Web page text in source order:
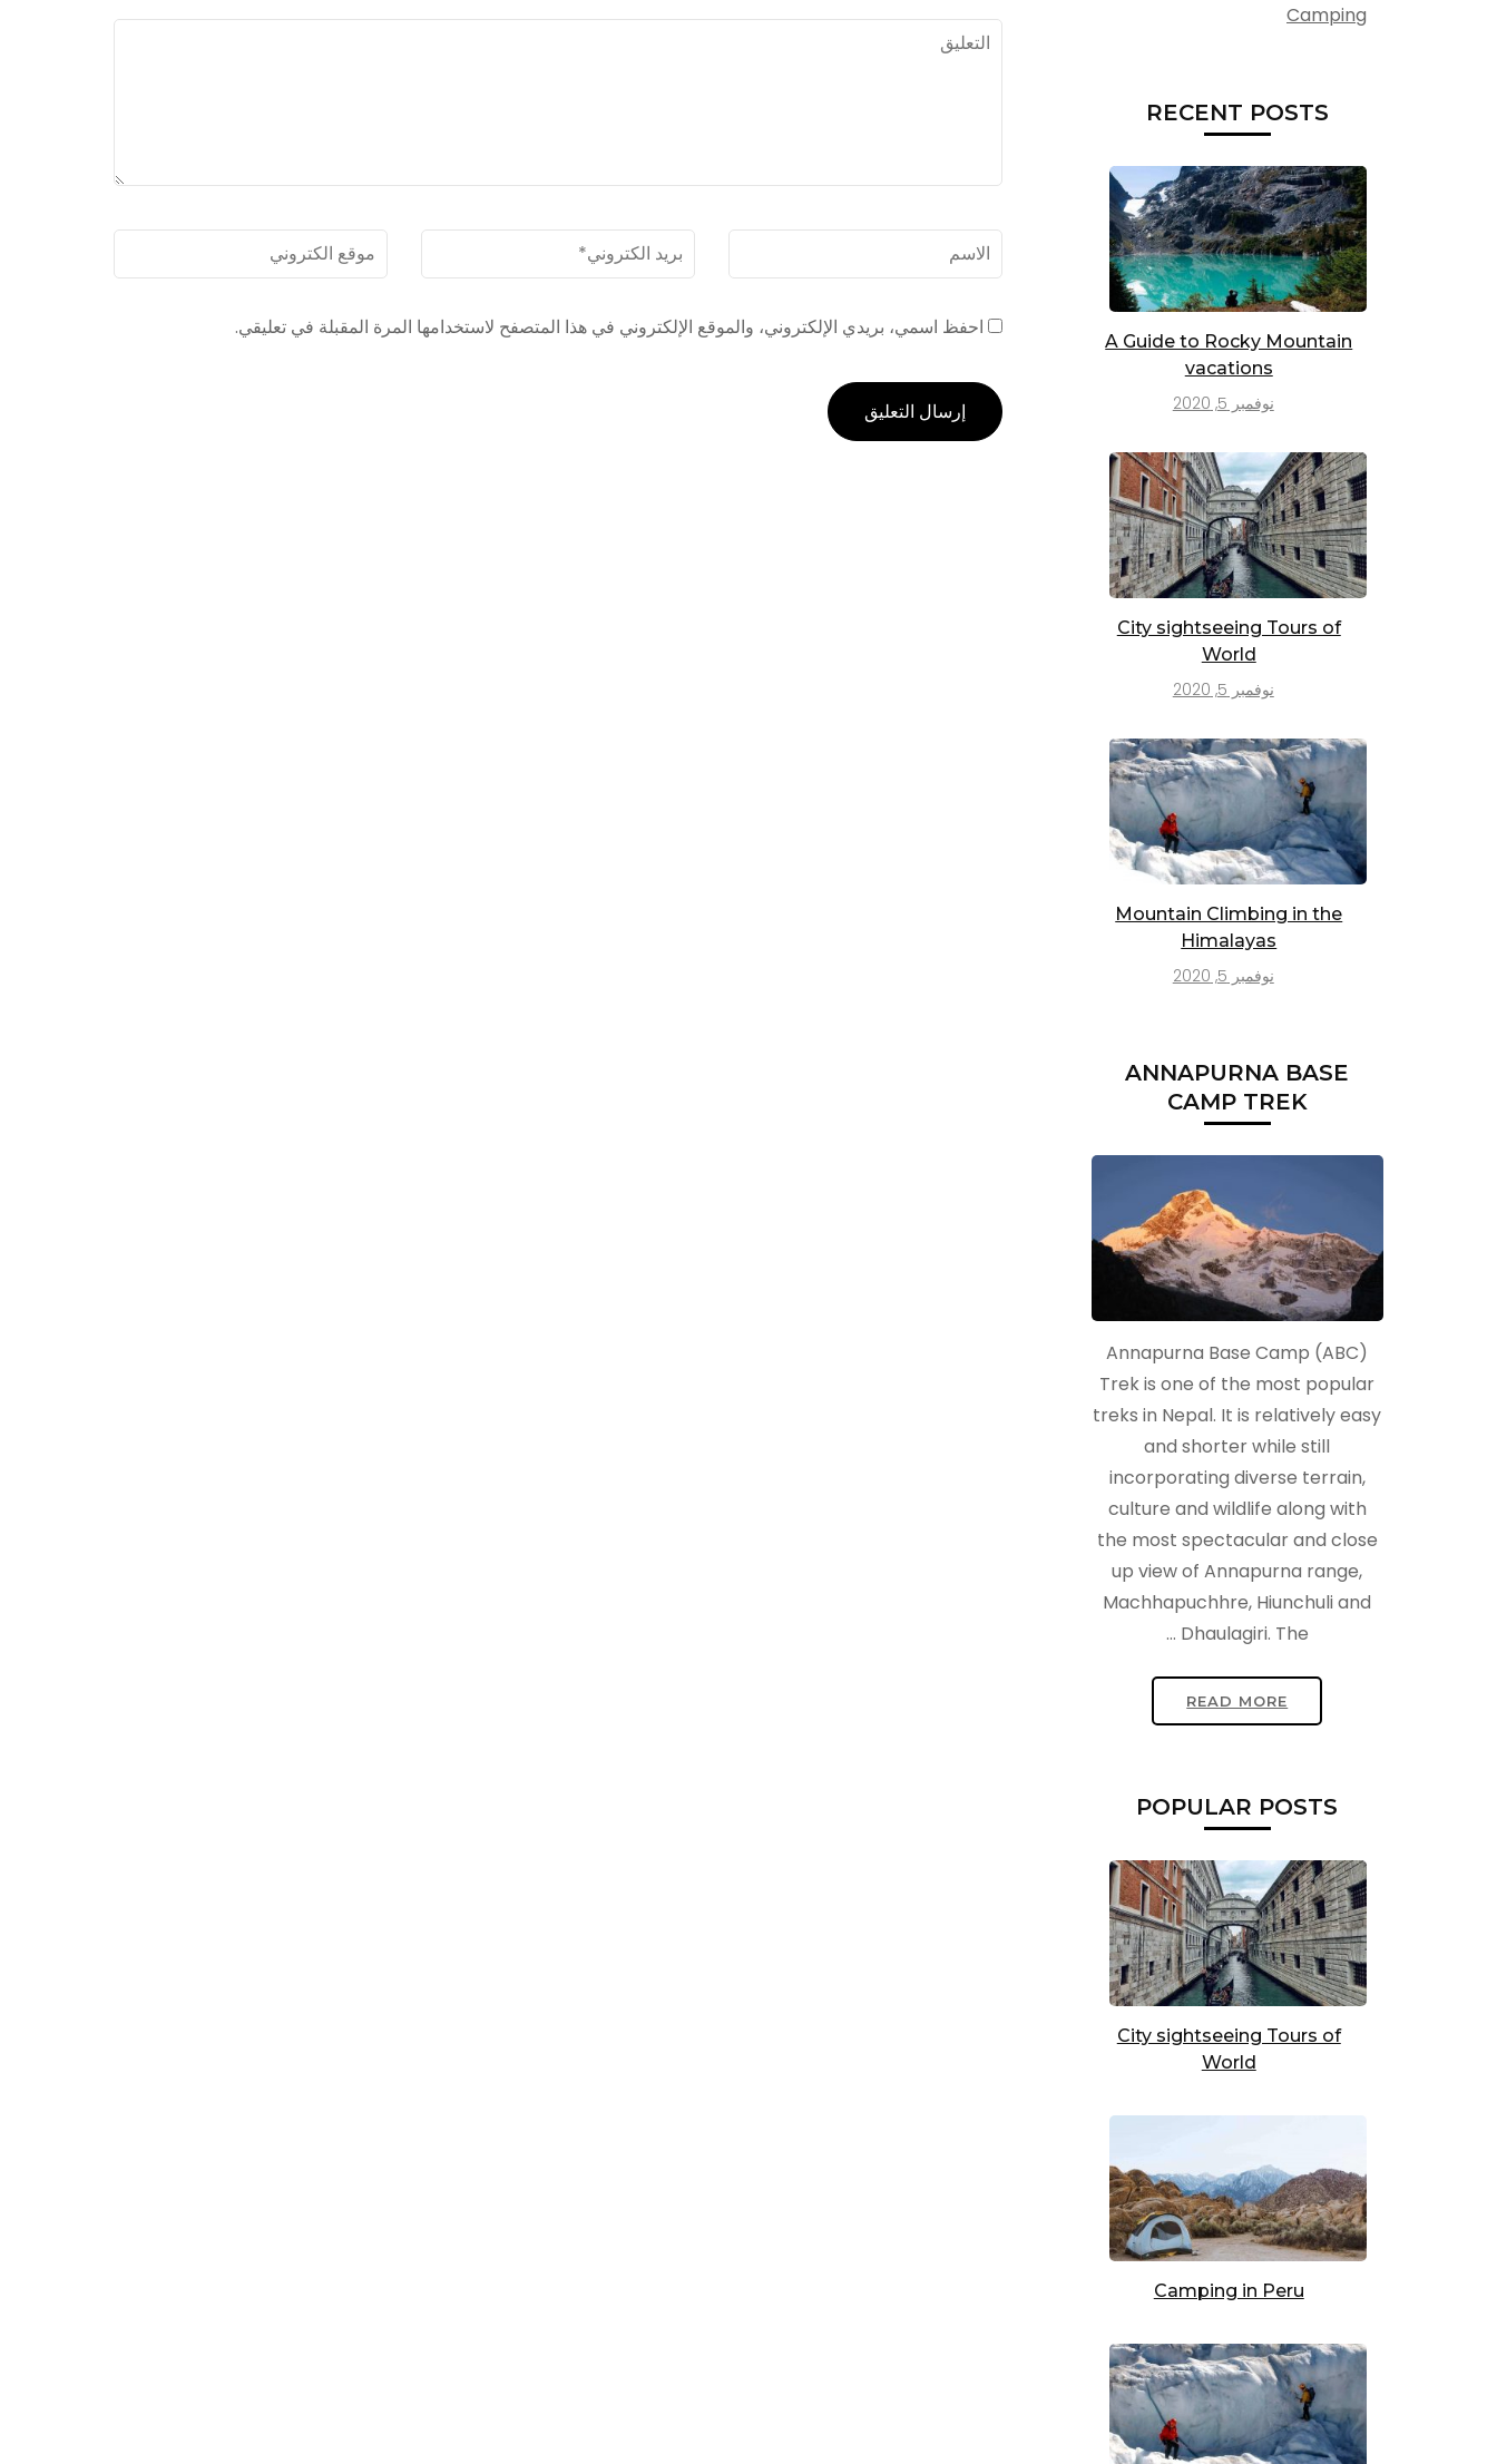
التعليق
الاسم
الكترونى*
موقع
الكتروني
احفظ اسمي، بريدي الإلكتروني، والموقع الإلكتروني في هذا المتصفح لاستخدامها المرة المقبلة في تعليقي.
Camping
RECENT POSTS
A Guide to Rocky Mountain
vacations
نوفمبر 5, 2020
City sightseeing Tours of
World
نوفمبر 5, 2020
Mountain Climbing in the
Himalayas
نوفمبر 5, 2020
ANNAPURNA BASE
CAMP TREK
Annapurna Base Camp (ABC)
Trek is one of the most popular
treks in Nepal. It is relatively easy
and shorter while still
incorporating diverse terrain,
culture and wildlife along with
the most spectacular and close
up view of Annapurna range,
Machhapuchhre, Hiunchuli and
Dhaulagiri. The …
READ MORE
POPULAR POSTS
City sightseeing Tours of
World
Camping in Peru